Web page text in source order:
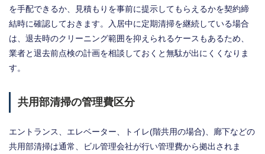
を手配できるか、見積もりを事前に提示してもらえるかを契約締
結時に確認しておきます。入居中に定期清掃を継続している場合
は、退去時のクリーニング範囲を抑えられるケースもあるため、
業者と退去前点検の計画を相談しておくと無駄が出にくくなりま
す。
共用部清掃の管理費区分
エントランス、エレベーター、トイレ(階共用の場合)、廊下などの
共用部清掃は通常、ビル管理会社が行い管理費から拠出されま